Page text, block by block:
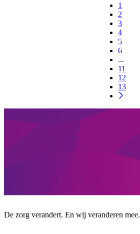
1
2
3
4
5
6
...
11
12
13
De zorg verandert. En wij veranderen mee.